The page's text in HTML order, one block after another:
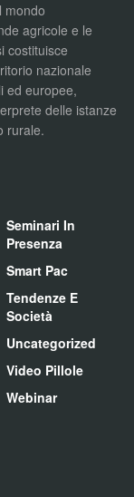
mondo
agricole e le
costituisce
nazionale
ed europee,
delle istanze
rurale.
Seminari In
Presenza
Smart Pac
Tendenze E
Società
Uncategorized
Video Pillole
Webinar